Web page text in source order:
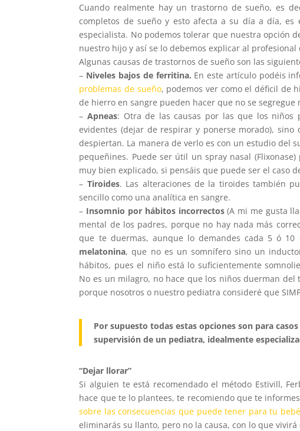
Cuando realmente hay un trastorno de sueño, es
completos de sueño y esto afecta a su día a día,
especialista. No podemos tolerar que nuestra opción
nuestro hijo y así se lo debemos explicar al
Algunas causas de trastornos de sueño son las
– Niveles bajos de ferritina. En este artículo podéis
problemas de sueño, podemos ver como el déficil de
de hierro en sangre pueden hacer que no se segregue
–Apneas: Otra de las causas por las que los niños
evidentes (dejar de respirar y ponerse morado),
despiertan. La manera de verlo es con un estudio del
pequeñines. Puede ser útil un spray nasal
muy bien explicado, si pensáis que puede ser el caso
– Tiroides. Las alteraciones de la tiroides también
sencillo como una analítica en sangre.
– Insomnio por hábitos incorrectos(A mi me gusta
mental de los padres, porque no hay nada más
que te duermas, aunque lo demandes cada 5 ó
melatonina, que no es un somnífero sino un
hábitos, pues el niño está lo suficientemente
No es un milagro, no hace que los niños duerman
porque nosotros o nuestro pediatra consideré que
Por supuesto todas estas opciones son para
supervisión de un pediatra, idealmente
“Dejar llorar”
Si alguien te está recomendado el método Estivill,
hace que te lo plantees, te recomiendo que te
sobre las consecuencias que puede tener para tu bebé
eliminarás su llanto, pero no la causa, con lo que